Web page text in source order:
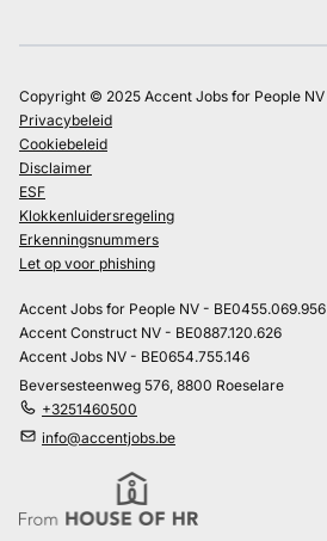
Copyright © 2025 Accent Jobs for People NV
Privacybeleid
Cookiebeleid
Disclaimer
ESF
Klokkenluidersregeling
Erkenningsnummers
Let op voor phishing
Accent Jobs for People NV - BE0455.069.956
Accent Construct NV - BE0887.120.626
Accent Jobs NV - BE0654.755.146
Beversesteenweg 576, 8800 Roeselare
+3251460500
info@accentjobs.be